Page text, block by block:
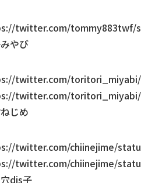
twitter.com/tommy883twf/
やび
twitter.com/toritori_miyabi/
twitter.com/toritori_miyabi/
じめ
twitter.com/chiinejime/
twitter.com/chiinejime/
dis子